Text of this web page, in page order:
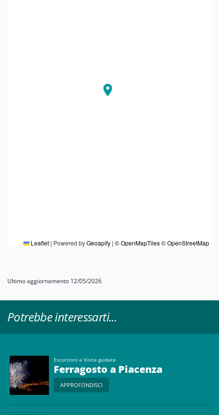
Leaflet | Powered byGeoapify | © OpenMapTiles© OpenStreetMap
Ultimo aggiornamento 12/05/2026
Potrebbe interessarti...
Escursioni e Visite guidate
Ferragosto a Piacenza
APPROFONDISCI